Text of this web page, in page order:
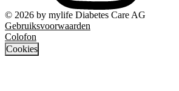
© 2026 by mylife Diabetes Care AG
Gebruiksvoorwaarden
Colofon
Cookies